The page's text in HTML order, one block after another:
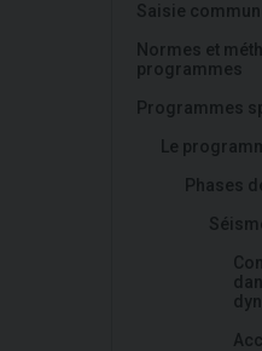
Saisie
Normes et
programmes
Programmes
Le
Phases